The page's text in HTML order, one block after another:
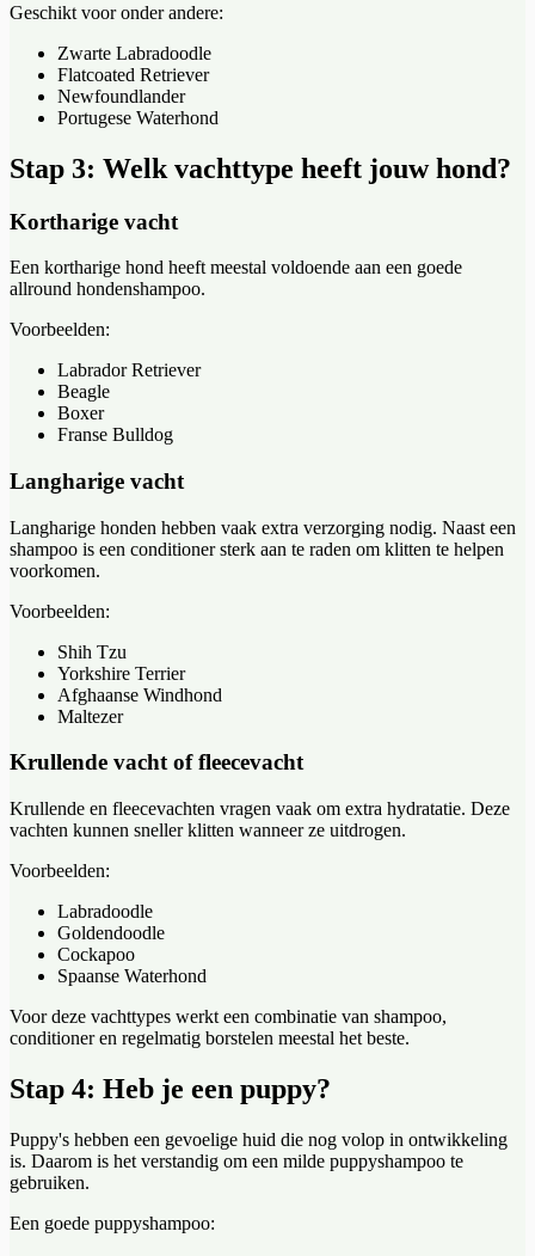
Geschikt voor onder andere:
Zwarte Labradoodle
Flatcoated Retriever
Newfoundlander
Portugese Waterhond
Stap 3: Welk vachttype heeft jouw hond?
Kortharige vacht
Een kortharige hond heeft meestal voldoende aan een goede
allround hondenshampoo.
Voorbeelden:
Labrador Retriever
Beagle
Boxer
Franse Bulldog
Langharige vacht
Langharige honden hebben vaak extra verzorging nodig. Naast een
shampoo is een conditioner sterk aan te raden om klitten te helpen
voorkomen.
Voorbeelden:
Shih Tzu
Yorkshire Terrier
Afghaanse Windhond
Maltezer
Krullende vacht of fleecevacht
Krullende en fleecevachten vragen vaak om extra hydratatie. Deze
vachten kunnen sneller klitten wanneer ze uitdrogen.
Voorbeelden:
Labradoodle
Goldendoodle
Cockapoo
Spaanse Waterhond
Voor deze vachttypes werkt een combinatie van shampoo,
conditioner en regelmatig borstelen meestal het beste.
Stap 4: Heb je een puppy?
Puppy's hebben een gevoelige huid die nog volop in ontwikkeling
is. Daarom is het verstandig om een milde puppyshampoo te
gebruiken.
Een goede puppyshampoo: